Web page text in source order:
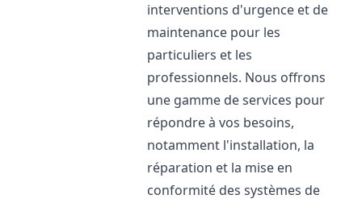
interventions d'urgence et de
maintenance pour les
particuliers et les
professionnels. Nous offrons
une gamme de services pour
répondre à vos besoins,
notamment l'installation, la
réparation et la mise en
conformité des systèmes de